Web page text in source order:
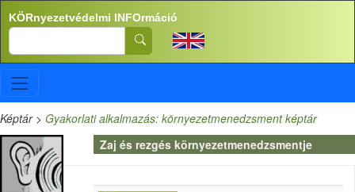
Ugrás a tartalomra
KÖRnyezetvédelmi INFOrmáció
Search
Képtár> Gyakorlati alkalmazás: környezetmenedzsment képtár
Zaj és rezgés környezetmenedzsmentje